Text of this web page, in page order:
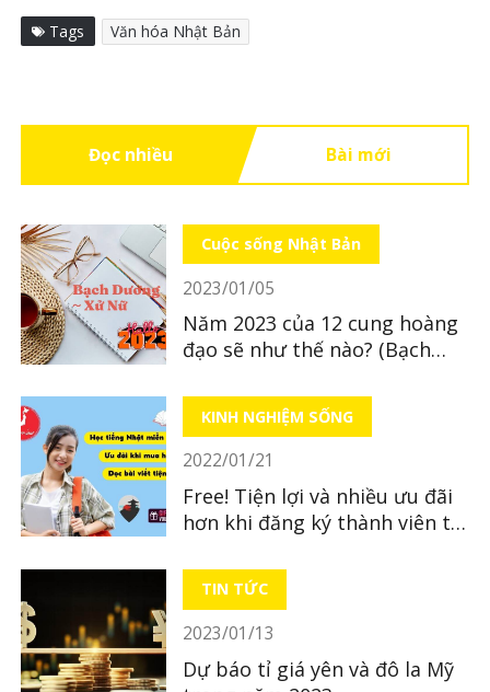
Tags Văn hóa Nhật Bản
Đọc nhiều Bài mới
Cuộc sống Nhật Bản
2023/01/05
Năm 2023 của 12 cung hoàng
đạo sẽ như thế nào? (Bạch
KINH NGHIỆM SỐNG
2022/01/21
Free! Tiện lợi và nhiều ưu đãi
hơn khi đăng ký thành viên tại
TIN TỨC
2023/01/13
Dự báo tỉ giá yên và đô la Mỹ